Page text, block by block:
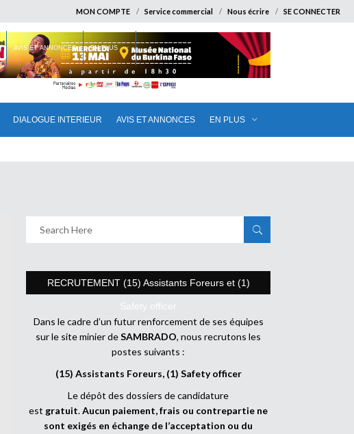
MON COMPTE Service commercial Nous écrire SE CONNECTER
DIALOGUE INTERIEUR AVIS ET ANNONCES EN PLUS
AVIS ET ANNONCES EN PLUS
RECRUTEMENT (15) Assistants Foreurs et (1)
Safety officer
Dans le cadre d’un futur renforcement de ses équipes
sur le site minier deSAMBRADO, nous recrutons les
postes suivants :
(15) Assistants Foreurs, (1) Safety officer
Le dépôt des dossiers de candidature
est gratuit.Aucun paiement, frais ou contrepartie ne
sont exigés en échange de l’acceptation ou du